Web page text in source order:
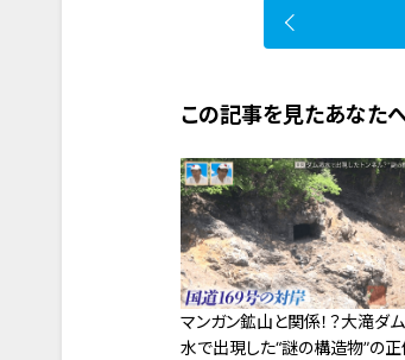
この記事を見たあなた
マンガン鉱山と関係！？大滝ダ
水で出現した“謎の構造物”の正